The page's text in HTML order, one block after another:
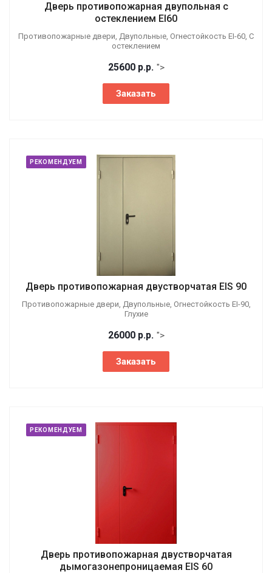
Дверь противопожарная двупольная с
остеклением EI60
Противопожарные двери, Двупольные, Огнестойкость EI-60, С
остеклением
25600 р.р. ">
Заказать
РЕКОМЕНДУЕМ
Дверь противопожарная двустворчатая EIS 90
Противопожарные двери, Двупольные, Огнестойкость EI-90,
Глухие
26000 р.р. ">
Заказать
РЕКОМЕНДУЕМ
Дверь противопожарная двустворчатая
дымогазонепроницаемая EIS 60